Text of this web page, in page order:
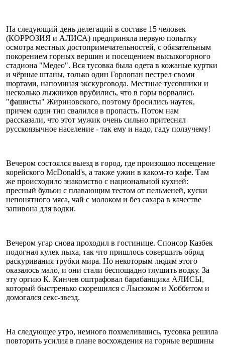
На следующий день делегаций в составе 15 человек
(КОРРОЗИЯ и АЛИСА) предприняла первую попытку
осмотра местных достопримечательностей, с обязательным
покорением горных вершин и посещением высыкогорного
стадиона "Медео". Вся тусовка была одета в кожаные куртки
и чёрные штаны, только один Горлопан пестрел своми
шортами, напоминая экскурсовода. Местные тусовшики и
несколько лыжников врубились, что в горы ворвались
"фашисты" Жириновского, поэтому бросились наутек,
причем один тип свалился в пропасть. Потом нам
рассказали, что этот мужик очень сильно притеснял
русскоязычное население - так ему и надо, гаду ползучему!
Вечером состоялся выезд в город, где произошло посещение
корейского McDonald's, а также ужин в каком-то кафе. Там
же происходило знакомство с национальной кухней:
пресный бульон с плавающим тестом от пельменей, куски
непонятного мяса, чай с молоком и без сахара в качестве
запивона для водки.
Вечером угар снова проходил в гостинице. Спонсор Казбек
подогнал кулек пыха, так что пришлось совершить обряд
раскуривания трубки мира. Но некоторым людям этого
оказалось мало, и они стали беспощадно глушить водку. За
эту оргию К. Кинчев оштрафовал барабанщика АЛИСЫ,
который быстренько скорешился с Лысюком и Хоббитом и
домогался секс-звезд.
На следующее утро, немного похмелившись, тусовка решила
повторить усилия в плане восхождения на горные вершины